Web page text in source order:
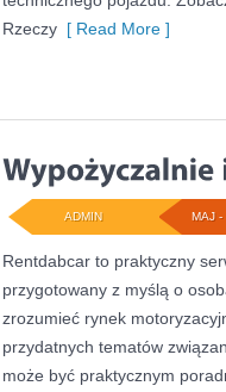
Rzeczy [ Read More ]
MAJ -
ADMIN
Rentdabcar to praktyczny
przygotowany z myślą o
zrozumieć rynek
przydatnych tematów
może być praktycznym